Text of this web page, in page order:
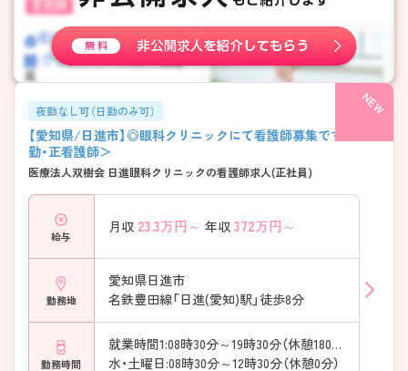
夜勤なし可（日勤のみ可）
【愛知県/日進市】◎眼科クリニックにて看護師募集です！＜常
勤・正看護師＞
医療法人双樹会 日進眼科クリニックの看護師求人(正社員)
給与
月収 23.3万円～ 年収 372万円～
勤務地
愛知県日進市
名鉄豊田線「日進(愛知)駅」徒歩8分
勤務時間
就業時間1:08時30分～19時30分（休憩180分）
水・土曜日:08時30分～12時30分（休憩0分）